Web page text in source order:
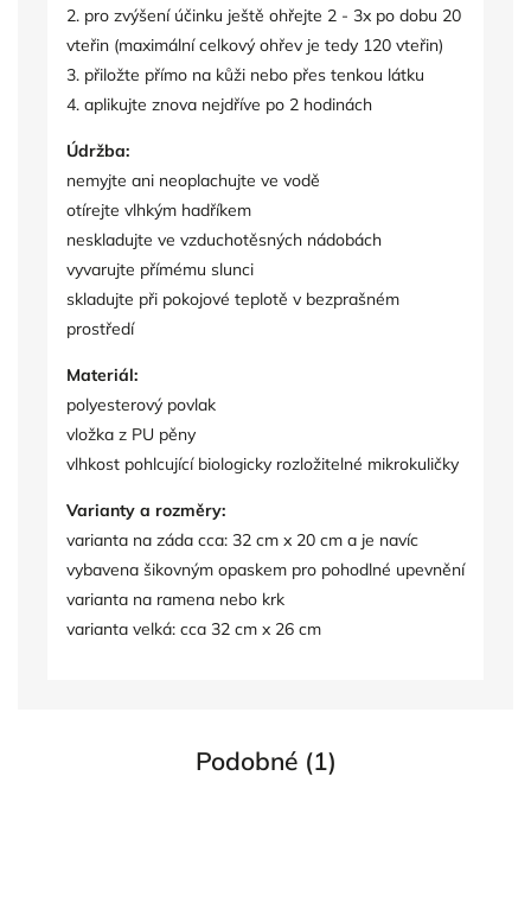
2. pro zvýšení účinku ještě ohřejte 2 - 3x po dobu 20
vteřin (maximální celkový ohřev je tedy 120 vteřin)
3. přiložte přímo na kůži nebo přes tenkou látku
4. aplikujte znova nejdříve po 2 hodinách
Údržba:
nemyjte ani neoplachujte ve vodě
otírejte vlhkým hadříkem
neskladujte ve vzduchotěsných nádobách
vyvarujte přímému slunci
skladujte při pokojové teplotě v bezprašném
prostředí
Materiál:
polyesterový povlak
vložka z PU pěny
vlhkost pohlcující biologicky rozložitelné mikrokuličky
Varianty a rozměry:
varianta na záda cca: 32 cm x 20 cm a je navíc
vybavena šikovným opaskem pro pohodlné upevnění
varianta na ramena nebo krk
varianta velká: cca 32 cm x 26 cm
Podobné (1)